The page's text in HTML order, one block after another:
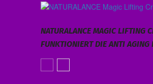
NATURALANCE MAGIC LIFTING
FUNKTIONIERT DIE ANTI AGING